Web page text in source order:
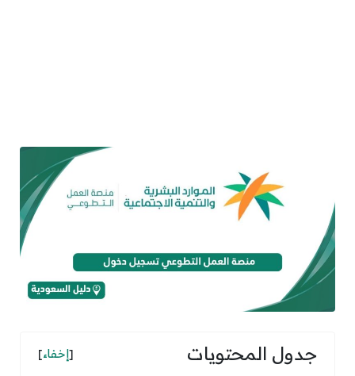
جدول المحتويات [إخفاء]